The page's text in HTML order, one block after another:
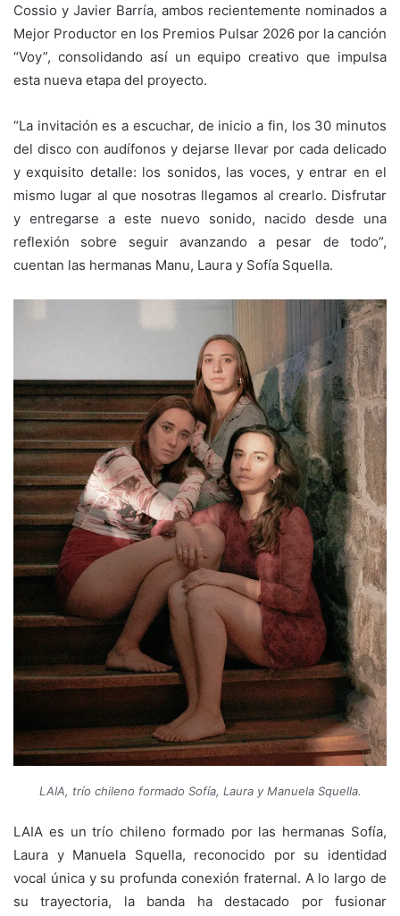
Cossio y Javier Barría, ambos recientemente nominados a
Mejor Productor en los Premios Pulsar 2026 por la canción
“Voy”, consolidando así un equipo creativo que impulsa
esta nueva etapa del proyecto.
“La invitación es a escuchar, de inicio a fin, los 30 minutos
del disco con audífonos y dejarse llevar por cada delicado
y exquisito detalle: los sonidos, las voces, y entrar en el
mismo lugar al que nosotras llegamos al crearlo. Disfrutar
y entregarse a este nuevo sonido, nacido desde una
reflexión sobre seguir avanzando a pesar de todo”,
cuentan las hermanas Manu, Laura y Sofía Squella.
LAIA, trío chileno formado Sofía, Laura y Manuela Squella.
LAIA es un trío chileno formado por las hermanas Sofía,
Laura y Manuela Squella, reconocido por su identidad
vocal única y su profunda conexión fraternal. A lo largo de
su trayectoria, la banda ha destacado por fusionar